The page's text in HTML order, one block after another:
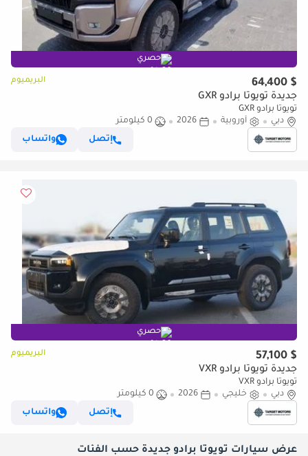
حصري
$ 64,400 البريميوم
جديدة تويوتا برادو GXR
تويوتا برادو GXR
دبي
أوروبية 2026
0 كيلومتر
إتصل
واتساب
حصري
$ 57,100 البريميوم
جديدة تويوتا برادو VXR
تويوتا برادو VXR
دبي
خليجي 2026
0 كيلومتر
إتصل
واتساب
عرض سيارات تويوتا برادو جديدة حسب الفئات